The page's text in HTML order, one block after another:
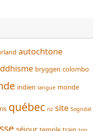
autochtone
bryggen colombo
indien langue monde
québec riz site Sogndal
séjour